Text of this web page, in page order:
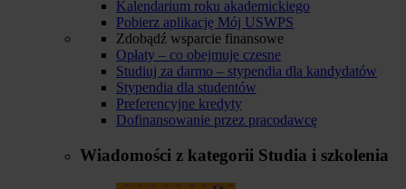
Kalendarium roku akademickiego
Pobierz aplikację Mój USWPS
Zdobądź wsparcie finansowe
Opłaty – co obejmuje czesne
Studiuj za darmo – stypendia dla kandydatów
Stypendia dla studentów
Preferencyjne kredyty
Dofinansowanie przez pracodawcę
Wiadomości z kategorii Studia i szkolenia